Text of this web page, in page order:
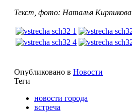
Текст, фото: Наталья Кирпикова
Опубликовано в Новости
Теги
новости города
встреча